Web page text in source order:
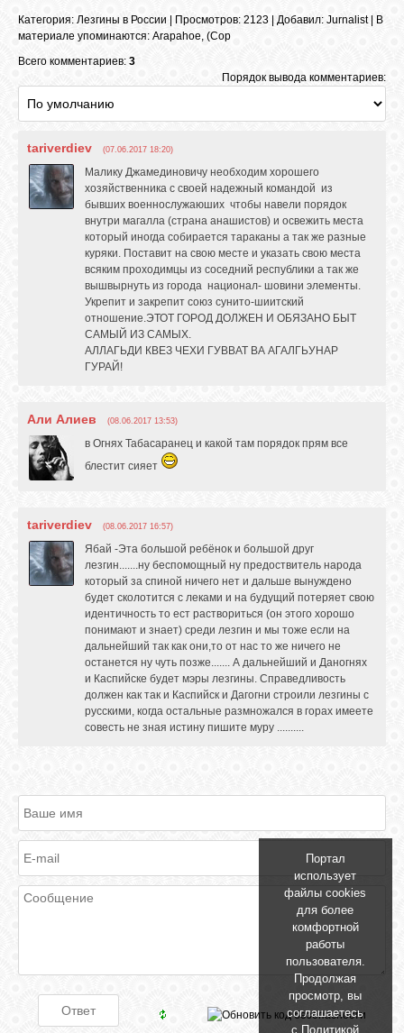
Категория: Лезгины в России | Просмотров: 2123 | Добавил: Jurnalist| В
материале упоминаются: Arapahoe (Cop
Всего комментариев: 3
Порядок вывода комментариев:
tariverdiev (07.06.2017 18:20)
Малику Джамединовичу необходим хорошего
хозяйственника с своей надежный командой из
бывших военнослужаюших чтобы навели порядок
внутри магалла (страна анашистов) и освежить места
который иногда собирается тараканы а так же разные
куряки. Поставит на свою месте и указать свою места
всяким проходимцы из соседний республики а так же
вышвырнуть из города национал- шовини элементы.
Укрепит и закрепит союз сунито-шиитский
отношение.ЭТОТ ГОРОД ДОЛЖЕН И ОБЯЗАНО БЫТ
САМЫЙ ИЗ САМЫХ.
АЛЛАГЬДИ КВЕЗ ЧЕХИ ГУВВАТ ВА АГАЛГЬУНАР
ГУРАЙ!
Али Алиев (08.06.2017 13:53)
в Огнях Табасаранец и какой там порядок прям все
блестит сияет
tariverdiev (08.06.2017 16:57)
Ябай -Эта большой ребёнок и большой друг
лезгин.......ну беспомощный ну предоствитель народа
который за спиной ничего нет и дальше вынуждено
будет сколотится с леками и на будущий потеряет свою
идентичность то ест раствориться (он этого хорошо
понимают и знает) среди лезгин и мы тоже если на
дальнейший так как они,то от нас то же ничего не
останется ну чуть позже....... А дальнейший и Даногнях
и Каспийске будет мэры лезгины. Справедливость
должен как так и Каспийск и Дагогни строили лезгины с
русскими, когда остальные размножался в горах имеете
совесть не зная истину пишите муру ..........
Портал
использует
файлы cookies
для более
комфортной
работы
пользователя.
Продолжая
просмотр, вы
соглашаетесь
с Политикой